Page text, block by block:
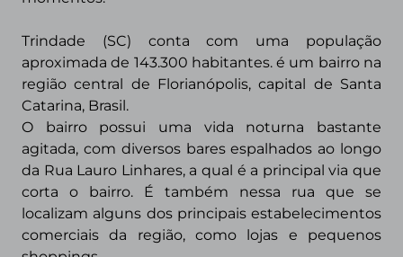
Trindade (SC) conta com uma população
aproximada de 143.300 habitantes.é um bairro na
região central de Florianópolis, capital de Santa
Catarina, Brasil.
O bairro possui uma vida noturna bastante
agitada, com diversos bares espalhados ao longo
da Rua Lauro Linhares, a qual é a principal via que
corta o bairro. É também nessa rua que se
localizam alguns dos principais estabelecimentos
comerciais da região, como lojas e pequenos